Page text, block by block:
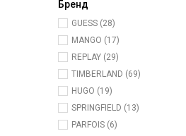
Бренд
GUESS (28)
MANGO (17)
REPLAY (29)
TIMBERLAND (69)
HUGO (19)
SPRINGFIELD (13)
PARFOIS (6)